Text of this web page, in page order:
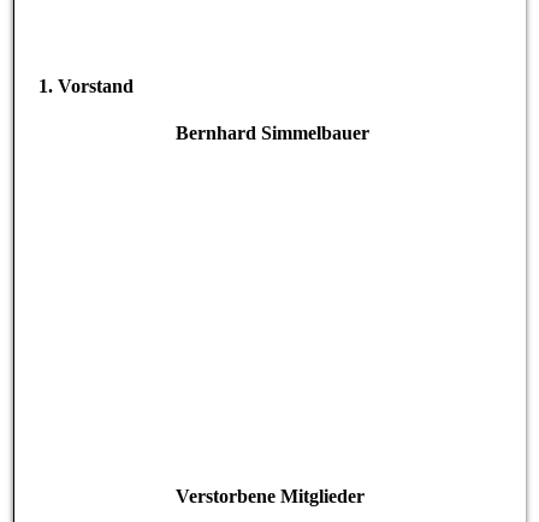
1. Vorstand
Bernhard Simmelbauer
Verstorbene Mitglieder